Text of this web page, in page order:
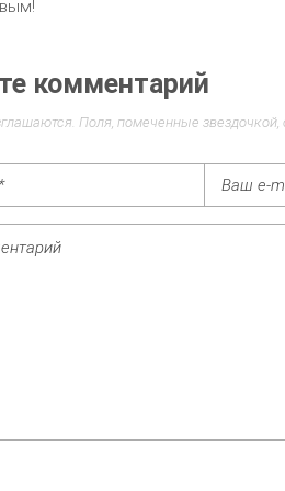
комментарий
Поля, помеченные звездочкой,